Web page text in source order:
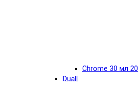
Chrome 30 мл
Duall